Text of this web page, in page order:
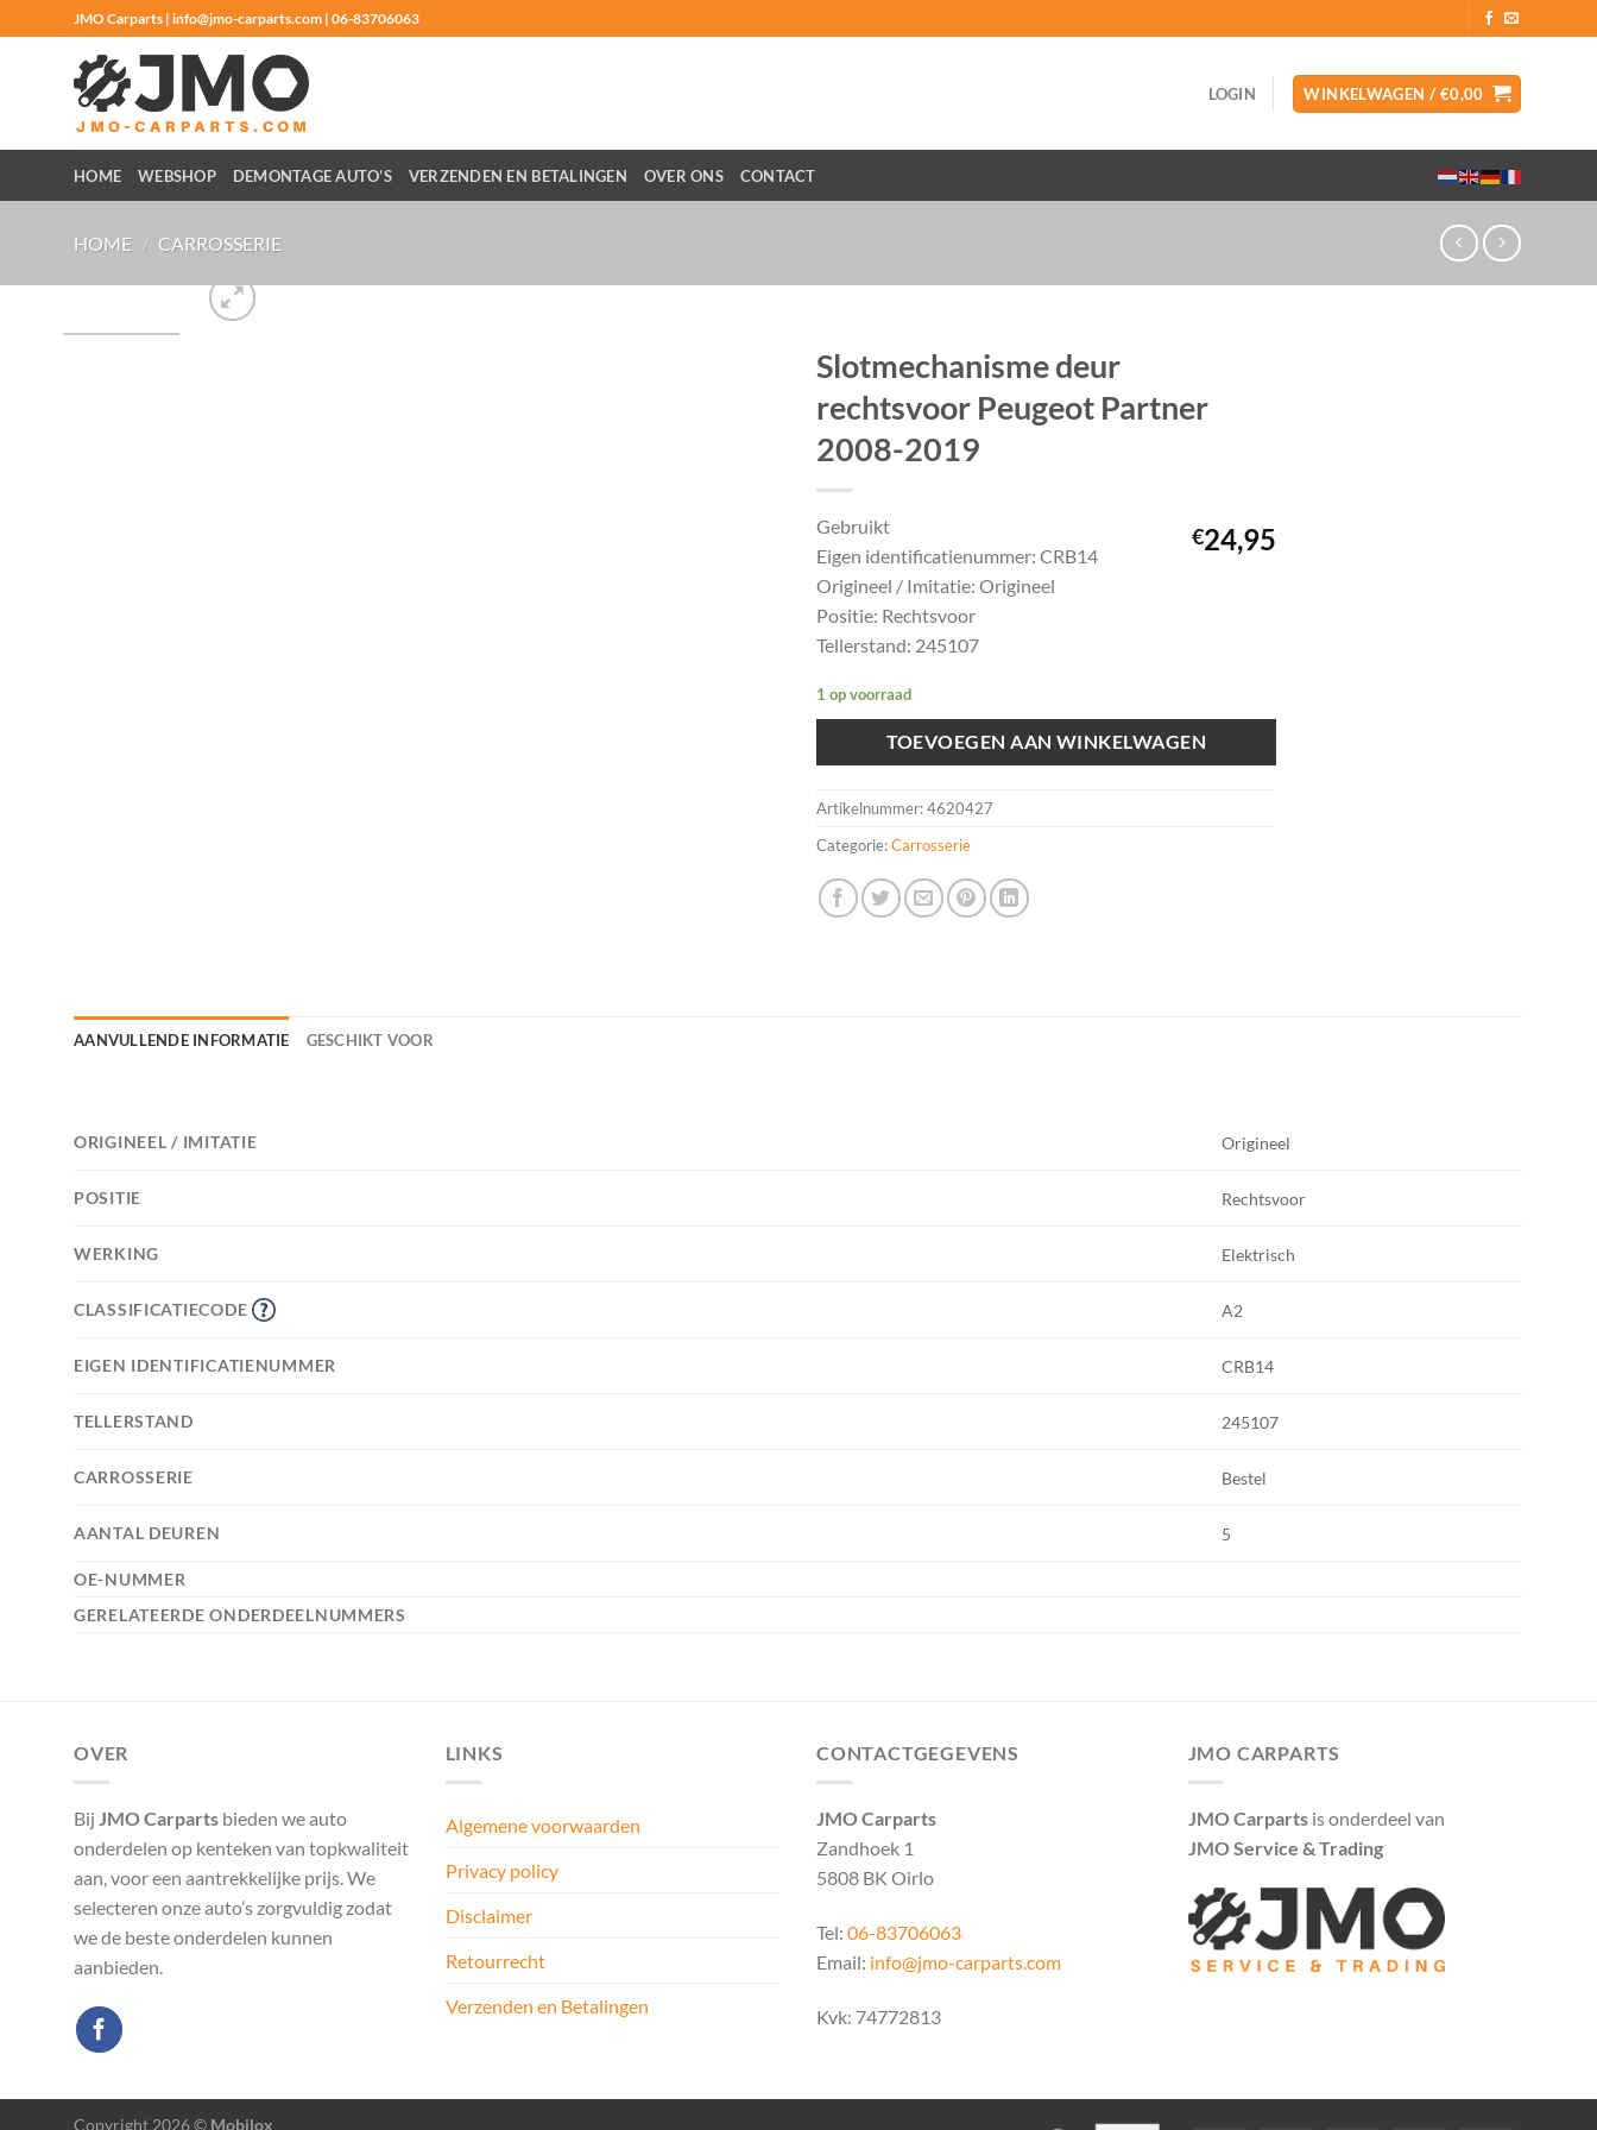
naar
JMO Carparts | info@jmo-carparts.com | 06-83706063
LOGIN WINKELWAGEN / €0,00
HOME WEBSHOP DEMONTAGE AUTO’S VERZENDEN EN BETALINGEN OVER ONS CONTACT
HOME / CARROSSERIE
Slotmechanisme deur
rechtsvoor Peugeot Partner
2008-2019
€24,95
Gebruikt
Eigen identificatienummer: CRB14
Origineel / Imitatie: Origineel
Positie: Rechtsvoor
Tellerstand: 245107
1 op voorraad
TOEVOEGEN AAN WINKELWAGEN
Artikelnummer:4620427
Categorie:Carrosserie
AANVULLENDE INFORMATIE GESCHIKT VOOR
ORIGINEEL / IMITATIE Origineel
POSITIE Rechtsvoor
WERKING Elektrisch
CLASSIFICATIECODE A2
EIGEN IDENTIFICATIENUMMER CRB14
TELLERSTAND 245107
CARROSSERIE Bestel
AANTAL DEUREN 5
OE-NUMMER
GERELATEERDE ONDERDEELNUMMERS
OVER
Bij JMO Carparts bieden we auto
onderdelen op kenteken van topkwaliteit
aan, voor een aantrekkelijke prijs. We
selecteren onze auto’s zorgvuldig zodat
we de beste onderdelen kunnen
aanbieden.
LINKS
Algemene voorwaarden
Privacy policy
Disclaimer
Retourrecht
Verzenden en Betalingen
CONTACTGEGEVENS
JMO Carparts
Zandhoek 1
5808 BK Oirlo
Tel: 06-83706063
Email: info@jmo-carparts.com
Kvk: 74772813
JMO CARPARTS
JMO Carpartsis onderdeel van
JMO Service & Trading
Copyright 2026 © Mobilox